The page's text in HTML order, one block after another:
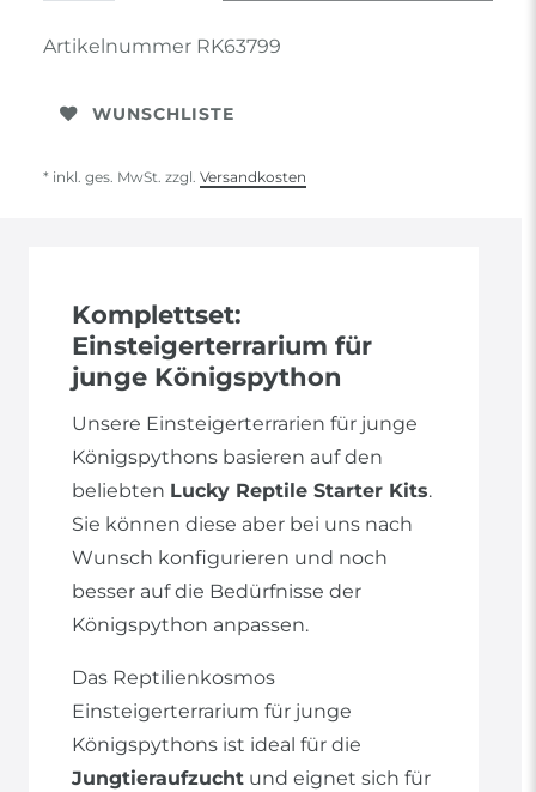
Artikelnummer RK63799
WUNSCHLISTE
* inkl. ges. MwSt. zzgl. Versandkosten
Komplettset:
Einsteigerterrarium für
junge Königspython
Unsere Einsteigerterrarien für junge
Königspythons basieren auf den
beliebten Lucky Reptile Starter Kits.
Sie können diese aber bei uns nach
Wunsch konfigurieren und noch
besser auf die Bedürfnisse der
Königspython anpassen.
Das Reptilienkosmos
Einsteigerterrarium für junge
Königspythons ist ideal für die
Jungtieraufzucht und eignet sich für